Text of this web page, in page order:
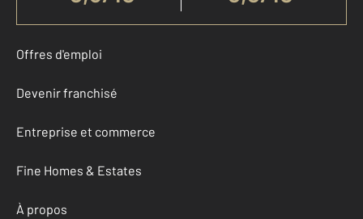
Offres d'emploi
Devenir franchisé
Entreprise et commerce
Fine Homes & Estates
À propos